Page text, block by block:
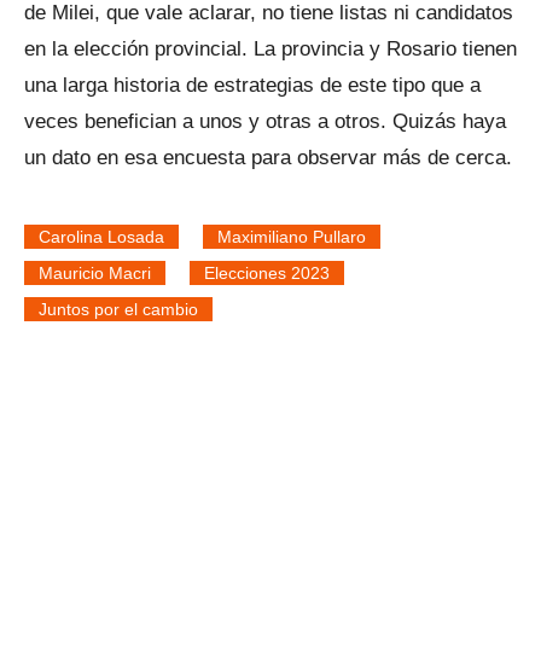
de Milei, que vale aclarar, no tiene listas ni candidatos
en la elección provincial. La provincia y Rosario tienen
una larga historia de estrategias de este tipo que a
veces benefician a unos y otras a otros. Quizás haya
un dato en esa encuesta para observar más de cerca.
Carolina Losada
Maximiliano Pullaro
Mauricio Macri
Elecciones 2023
Juntos por el cambio